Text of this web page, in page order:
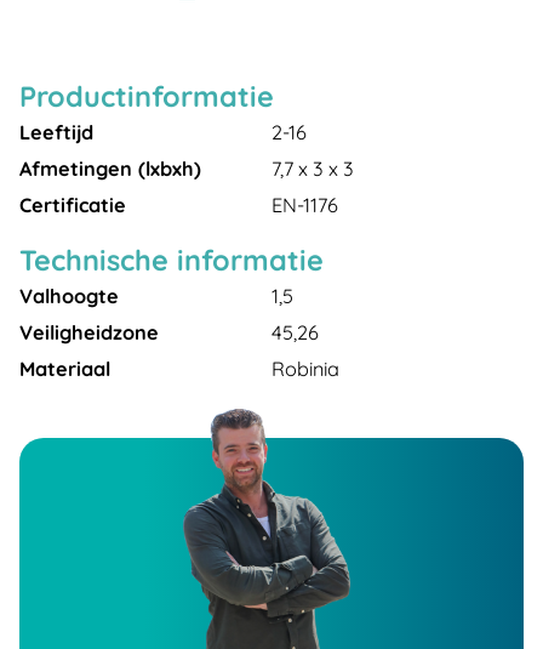
Productinformatie
Leeftijd
2-16
Afmetingen (lxbxh)
7,7 x 3 x 3
Certificatie
EN-1176
Technische informatie
Valhoogte
1,5
Veiligheidzone
45,26
Materiaal
Robinia